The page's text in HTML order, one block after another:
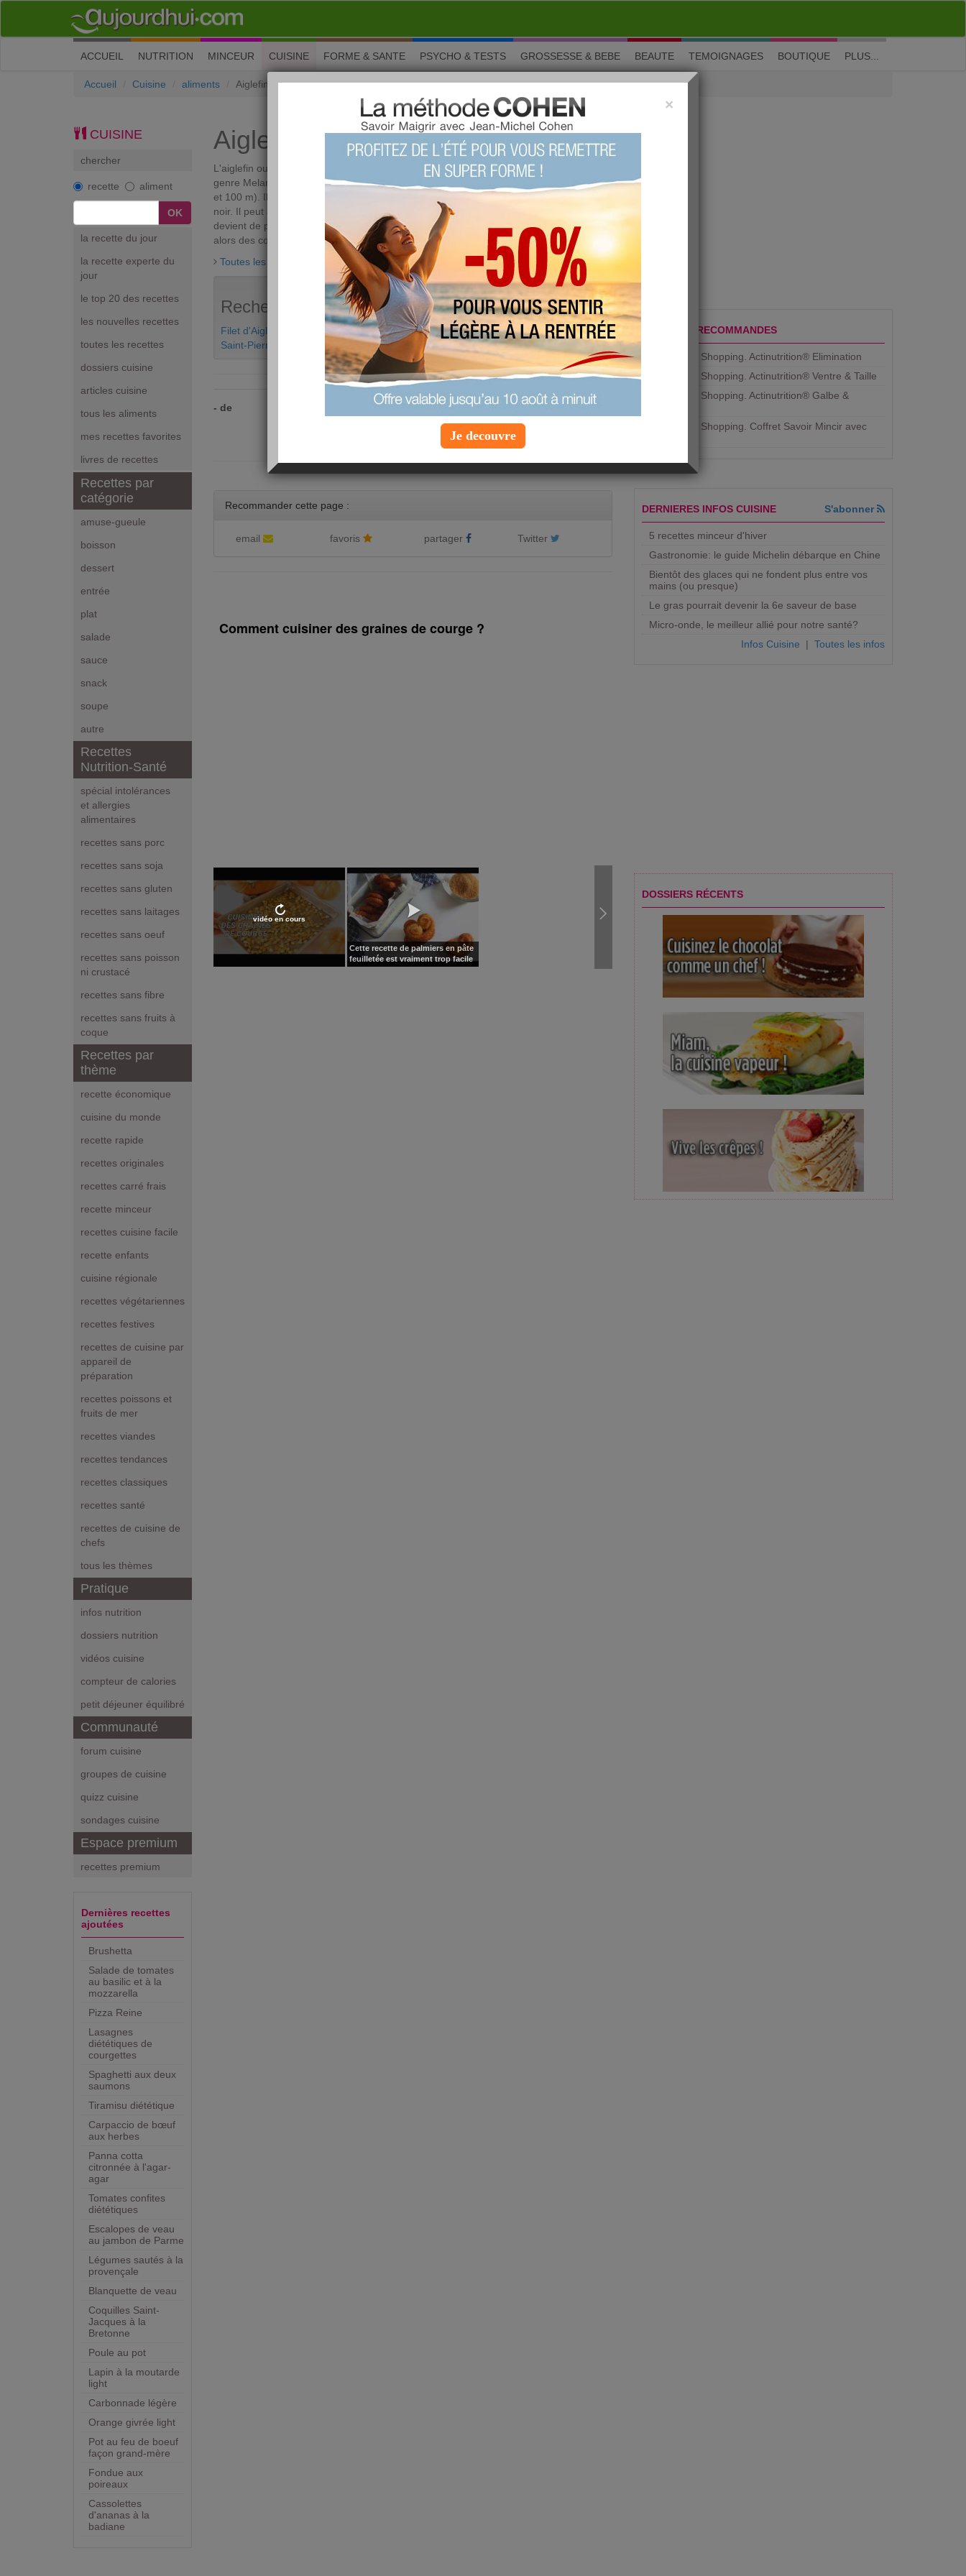
M'inscrire| Me connecter| ? Visite guidée
ACCUEIL (current)
NUTRITION MINCEUR CUISINE FORME & SANTE PSYCHO & TESTS GROSSESSE & BEBE BEAUTE TEMOIGNAGES BOUTIQUE PLUS...
Accueil Cuisine aliments Aiglefin, haddock
CUISINE
chercher
recette aliment
la recette du jour
la recette experte du
jour
le top 20 des recettes
les nouvelles recettes
toutes les recettes
dossiers cuisine
articles cuisine
tous les aliments
mes recettes favorites
livres de recettes
Recettes par
catégorie
amuse-gueule
boisson
dessert
entrée
plat
salade
sauce
snack
soupe
autre
Recettes
Nutrition-Santé
spécial intolérances
et allergies
alimentaires
recettes sans porc
recettes sans soja
recettes sans gluten
recettes sans laitages
recettes sans oeuf
recettes sans poisson
ni crustacé
recettes sans fibre
recettes sans fruits à
coque
Recettes par
thème
recette économique
cuisine du monde
recette rapide
recettes originales
recettes carré frais
recette minceur
recettes cuisine facile
recette enfants
cuisine régionale
recettes végétariennes
recettes festives
recettes de cuisine par
appareil de
préparation
recettes poissons et
fruits de mer
recettes viandes
recettes tendances
recettes classiques
recettes santé
recettes de cuisine de
chefs
tous les thèmes
Pratique
infos nutrition
dossiers nutrition
vidéos cuisine
compteur de calories
petit déjeuner équilibré
Communauté
forum cuisine
groupes de cuisine
quizz cuisine
sondages cuisine
Espace premium
recettes premium
Dernières recettes
ajoutées
Brushetta
Salade de tomates
au basilic et à la
mozzarella
Pizza Reine
Lasagnes
diététiques de
courgettes
Spaghetti aux deux
saumons
Tiramisu diététique
Carpaccio de bœuf
aux herbes
Panna cotta
citronnée à l'agar-
agar
Tomates confites
diététiques
Escalopes de veau
au jambon de Parme
Légumes sautés à la
provençale
Blanquette de veau
Coquilles Saint-
Jacques à la
Bretonne
Poule au pot
Lapin à la moutarde
light
Carbonnade légère
Orange givrée light
Pot au feu de boeuf
façon grand-mère
Fondue aux
poireaux
Cassolettes
d'ananas à la
badiane
Aiglefin, haddock
L'aiglefin ou haddock fait parti de la famille des gadidae, c'est l'unique représentant du
genre Melanogrammus. Ce poisson vit généralement dans les fonds marins (entre 10
et 100 m). Il a un aspect fusiforme et il possÃ¨de trois nageoires dorsales. Il a le dos
noir. Il peut atteindre une taille de 50 cm de long. Ce poisson est très apprécié mais il
devient de plus en plus rare à trouver. Fumé, il est appelé haddock. Ces filets prennent
alors des couleurs orangées.
Toutes les discussions autour de aiglefin, haddock
Recherches apparentées à votre aliment :
Filet d'Aiglefin
Saint-Pierre
- de
Recommander cette page :
email favoris partager Twitter
Comment cuisiner des graines de courge ?
vidéo en cours
Cette recette de palmiers en pâte
feuilletée est vraiment trop facile
PRODUITS RECOMMANDES
Aujourdhui Shopping. Actinutrition® Elimination
Aujourdhui Shopping. Actinutrition® Ventre & Taille
Aujourdhui Shopping. Actinutrition® Galbe &
Aujourdhui Shopping. ​Coffret Savoir Mincir avec
DERNIERES INFOS CUISINE S'abonner
5 recettes minceur d'hiver
Gastronomie: le guide Michelin débarque en Chine
Bientôt des glaces qui ne fondent plus entre vos
mains (ou presque)
Le gras pourrait devenir la 6e saveur de base
Micro-onde, le meilleur allié pour notre santé?
Infos Cuisine | Toutes les infos
DOSSIERS RÉCENTS
×
Je decouvre